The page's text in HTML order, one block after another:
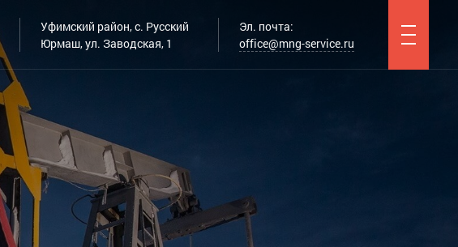
Уфимский район, с. Русский
Юрмаш, ул. Заводская, 1
Эл. почта:
office@mng-service.ru